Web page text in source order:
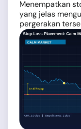
Menempatkan
yang jelas
pergerakan